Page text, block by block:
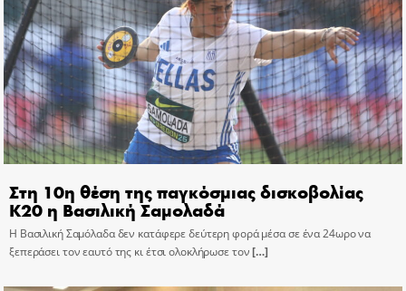
Στη 10η θέση της παγκόσμιας δισκοβολίας
Κ20 η Βασιλική Σαμολαδά
Η Βασιλική Σαμόλαδα δεν κατάφερε δεύτερη φορά μέσα σε ένα 24ωρο να
ξεπεράσει τον εαυτό της κι έτσι ολοκλήρωσε τον[…]